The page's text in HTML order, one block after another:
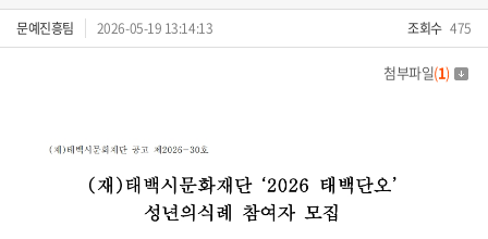
문예진흥팀 2026-05-19 13:14:13 조회수 475
첨부파일(1)